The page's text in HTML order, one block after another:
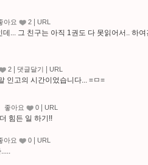
아요 2 URL
... 그 친구는 아직 1권도 다 못읽어서.. 하
2 댓글달기 URL
인고의 시간이었습니다... =ㅁ=
좋아요 0 URL
힘든 일 하기!!
아요 0 URL